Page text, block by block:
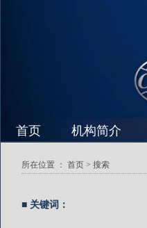
首页 机构简介
所在位置 ： 首页 > 搜索
■ 关键词：